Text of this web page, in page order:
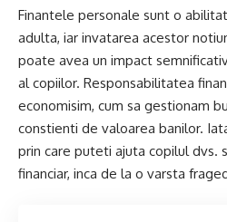
Finantele personale sunt o
adulta, iar invatarea acestor
poate avea un impact
al copiilor. Responsabilitatea
economisim, cum sa gestionam
constienti de valoarea banilor.
prin care puteti ajuta copilul dvs.
financiar, inca de la o varsta